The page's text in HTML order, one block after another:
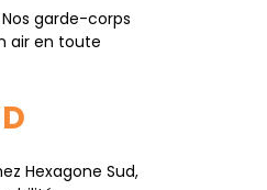
garde-corps
air en toute
Hexagone Sud,